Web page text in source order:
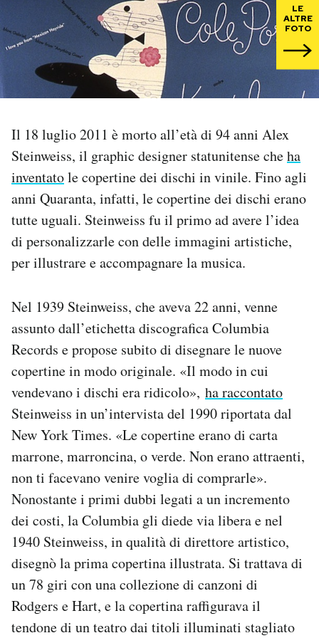
PODCAST
NEWSLETTER
CALENDARIO
AREA PERSONALE
Newsletter
Notifiche mobile
Regala il Post
Hai bisogno di aiuto?
LE
ALTRE
FOTO
Il 18 luglio 2011 è morto all’età di 94 anni Alex
Steinweiss, il graphic designer statunitense cheha
inventatole copertine dei dischi in vinile. Fino agli
anni Quaranta, infatti, le copertine dei dischi erano
tutte uguali. Steinweiss fu il primo ad avere l’idea
di personalizzarle con delle immagini artistiche,
per illustrare e accompagnare la musica.
Nel 1939 Steinweiss, che aveva 22 anni, venne
assunto dall’etichetta discografica Columbia
Records e propose subito di disegnare le nuove
copertine in modo originale. «Il modo in cui
vendevano i dischi era ridicolo», ha raccontato
Steinweiss in un’intervista del 1990 riportata dal
New York Times. «Le copertine erano di carta
marrone, marroncina, o verde. Non erano attraenti,
non ti facevano venire voglia di comprarle».
Nonostante i primi dubbi legati a un incremento
dei costi, la Columbia gli diede via libera e nel
1940 Steinweiss, in qualità di direttore artistico,
disegnò la prima copertina illustrata. Si trattava di
un 78 giri con una collezione di canzoni di
Rodgers e Hart, e la copertina raffigurava il
tendone di un teatro dai titoli illuminati stagliato